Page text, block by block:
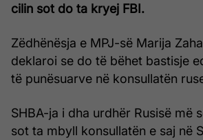
cilin sot do ta kryej FBI.
Zëdhënësja e MPJ-së Marija
deklaroi se do të bëhet bastisje
të punësuarve në konsullatën
SHBA-ja i dha urdhër Rusisë më
sot ta mbyll konsullatën e saj në